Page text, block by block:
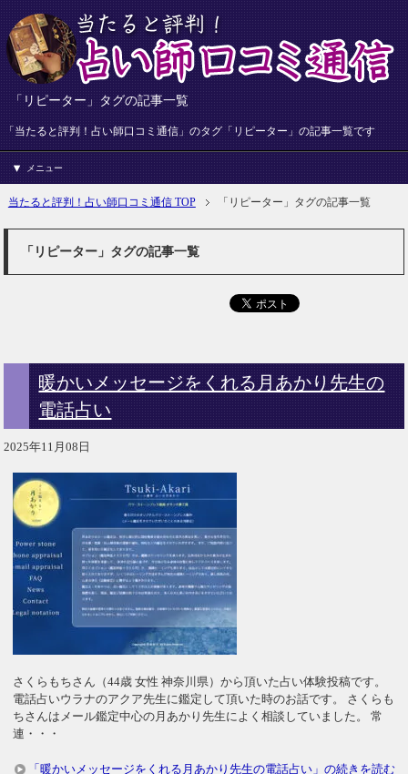
「リピーター」タグの記事一覧
「当たると評判！占い師口コミ通信」のタグ「リピーター」の記事一覧です
メニュー
当たると評判！占い師口コミ通信 TOP 「リピーター」タグの記事一覧
「リピーター」タグの記事一覧
暖かいメッセージをくれる月あかり先生の
電話占い
2025年11月08日
さくらもちさん（44歳 女性 神奈川県）から頂いた占い体験投稿です。
電話占いウラナのアクア先生に鑑定して頂いた時のお話です。 さくらも
ちさんはメール鑑定中心の月あかり先生によく相談していました。 常
連・・・
「暖かいメッセージをくれる月あかり先生の電話占い」の続きを読む